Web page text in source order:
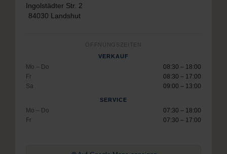
Ingolstädter Str. 2
84030 Landshut
ÖFFNUNGSZEITEN
VERKAUF
Mo – Do
08:30 – 18:00
Fr
08:30 – 17:00
Sa
09:00 – 13:00
SERVICE
Mo – Do
07:30 – 18:00
Fr
07:30 – 17:00